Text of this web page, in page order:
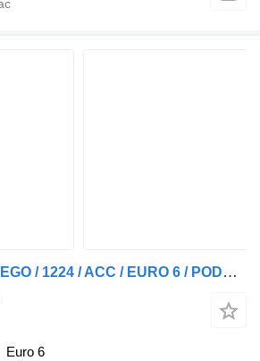
Mercedes-Benz ATEGO / 1224 / ACC / EURO 6 / PODWOZIE DO ZABUDOWY / DŁ. 4,8 M
Euro 6